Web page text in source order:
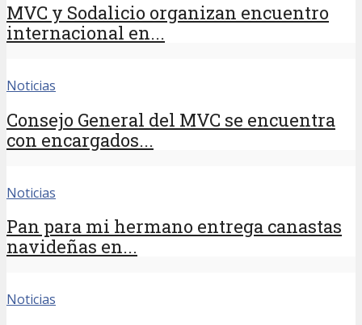
MVC y Sodalicio organizan encuentro
internacional en...
Noticias
Consejo General del MVC se encuentra
con encargados...
Noticias
Pan para mi hermano entrega canastas
navideñas en...
Noticias